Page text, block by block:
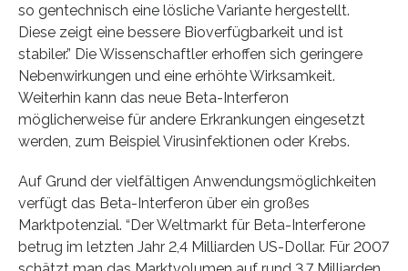
so gentechnisch eine lösliche Variante hergestellt.
Diese zeigt eine bessere Bioverfügbarkeit und ist
stabiler.” Die Wissenschaftler erhoffen sich geringere
Nebenwirkungen und eine erhöhte Wirksamkeit.
Weiterhin kann das neue Beta-Interferon
möglicherweise für andere Erkrankungen eingesetzt
werden, zum Beispiel Virusinfektionen oder Krebs.
Auf Grund der vielfältigen Anwendungsmöglichkeiten
verfügt das Beta-Interferon über ein großes
Marktpotenzial. “Der Weltmarkt für Beta-Interferone
betrug im letzten Jahr 2,4 Milliarden US-Dollar. Für 2007